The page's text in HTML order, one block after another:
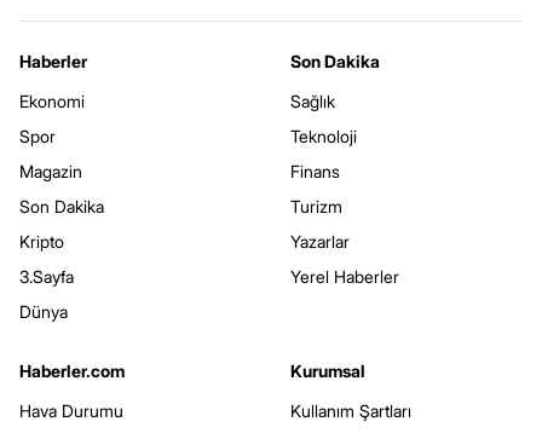
Haberler
Ekonomi
Spor
Magazin
Son Dakika
Kripto
3.Sayfa
Dünya
Son Dakika
Sağlık
Teknoloji
Finans
Turizm
Yazarlar
Yerel Haberler
Haberler.com
Hava Durumu
Kurumsal
Kullanım Şartları